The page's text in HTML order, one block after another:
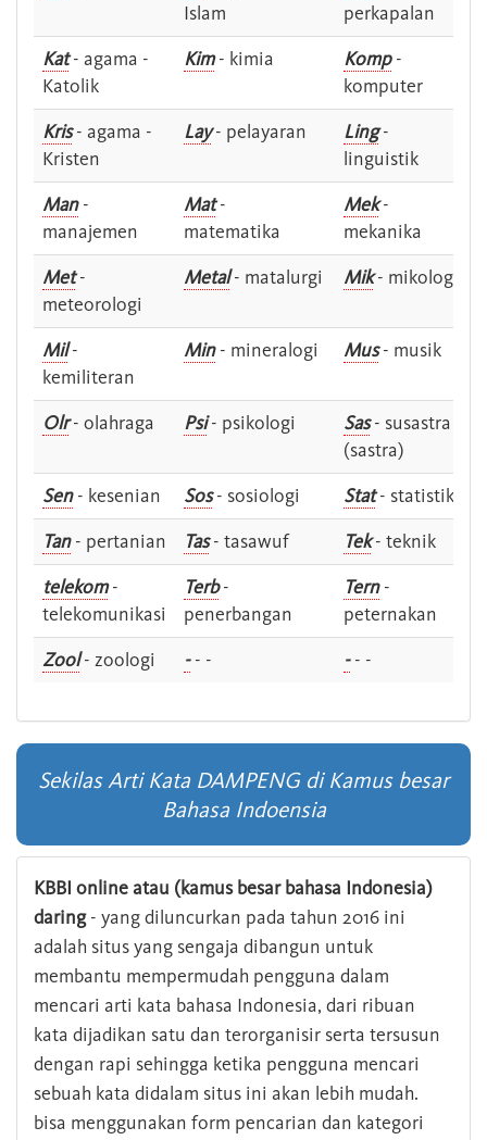
Islam
perkapalan
Kat- agama -
Katolik
Kim- kimia Komp-
komputer
Kris- agama -
Kristen
Lay- pelayaran Ling-
linguistik
Man-
manajemen
Mat-
matematika
Mek-
mekanika
Met-
meteorologi
Metal- matalurgi Mik- mikologi
Mil-
kemiliteran
Min- mineralogi Mus- musik
Olr- olahraga Psi- psikologi Sas- susastra -
(sastra)
Sen- kesenian Sos- sosiologi Stat- statistik
Tan- pertanian Tas- tasawuf Tek- teknik
telekom-
telekomunikasi
Terb-
penerbangan
Tern-
peternakan
Zool- zoologi -- - -- -
Sekilas Arti Kata DAMPENG di Kamus besar
Bahasa Indoensia
KBBI online atau (kamus besar bahasa Indonesia)
daring- yang diluncurkan pada tahun 2016 ini
adalah situs yang sengaja dibangun untuk
membantu mempermudah pengguna dalam
mencari arti kata bahasa Indonesia, dari ribuan
kata dijadikan satu dan terorganisir serta tersusun
dengan rapi sehingga ketika pengguna mencari
sebuah kata didalam situs ini akan lebih mudah.
bisa menggunakan form pencarian dan kategori